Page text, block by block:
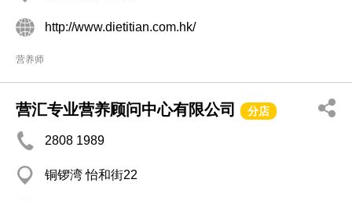
http://www.dietitian.com.hk/
营养师
营汇专业营养顾问中心有限公司 分店
2808 1989
铜锣湾 怡和街22